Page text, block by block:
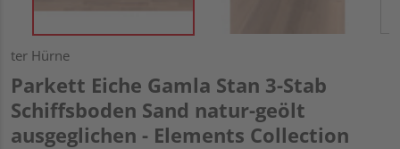
ter Hürne
Parkett Eiche Gamla Stan 3-Stab
Schiffsboden Sand natur-geölt
ausgeglichen - Elements Collection